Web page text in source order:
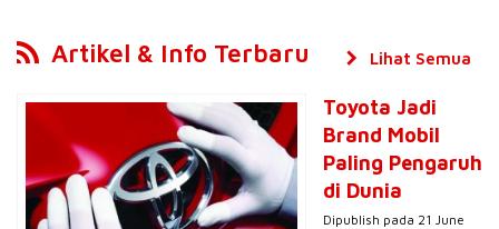
Artikel & Info Terbaru
Toyota Jadi
Brand Mobil
Paling Pengaruh
di Dunia
Dipublish pada 21 June
Lihat Semua